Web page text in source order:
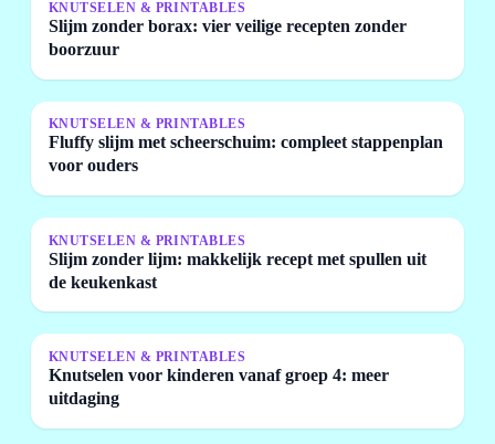
KNUTSELEN & PRINTABLES
Slijm zonder borax: vier veilige recepten zonder
boorzuur
KNUTSELEN & PRINTABLES
Fluffy slijm met scheerschuim: compleet stappenplan
voor ouders
KNUTSELEN & PRINTABLES
Slijm zonder lijm: makkelijk recept met spullen uit
de keukenkast
KNUTSELEN & PRINTABLES
Knutselen voor kinderen vanaf groep 4: meer
uitdaging